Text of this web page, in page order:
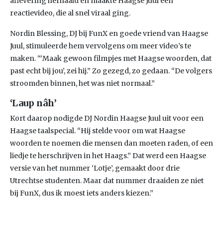
reactievideo, die al snel viraal ging.
Nordin Blessing, DJ bij FunX en goede vriend van Haagse
Juul, stimuleerde hem vervolgens om meer video’s te
maken. “‘Maak gewoon filmpjes met Haagse woorden, dat
past echt bij jou’, zei hij.” Zo gezegd, zo gedaan. “De volgers
stroomden binnen, het was niet normaal.”
‘Laup nâh’
Kort daarop nodigde DJ Nordin Haagse Juul uit voor een
Haagse taalspecial. “Hij stelde voor om wat Haagse
woorden te noemen die mensen dan moeten raden, of een
liedje te herschrijven in het Haags.” Dat werd een Haagse
versie van het nummer ‘Lotje’, gemaakt door drie
Utrechtse studenten. Maar dat nummer draaiden ze niet
bij FunX, dus ik moest iets anders kiezen.”